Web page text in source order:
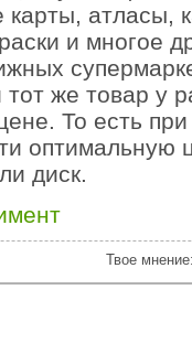
карты, атласы,
и многое
же товар у
То есть
оптимальную
диск.
Твое